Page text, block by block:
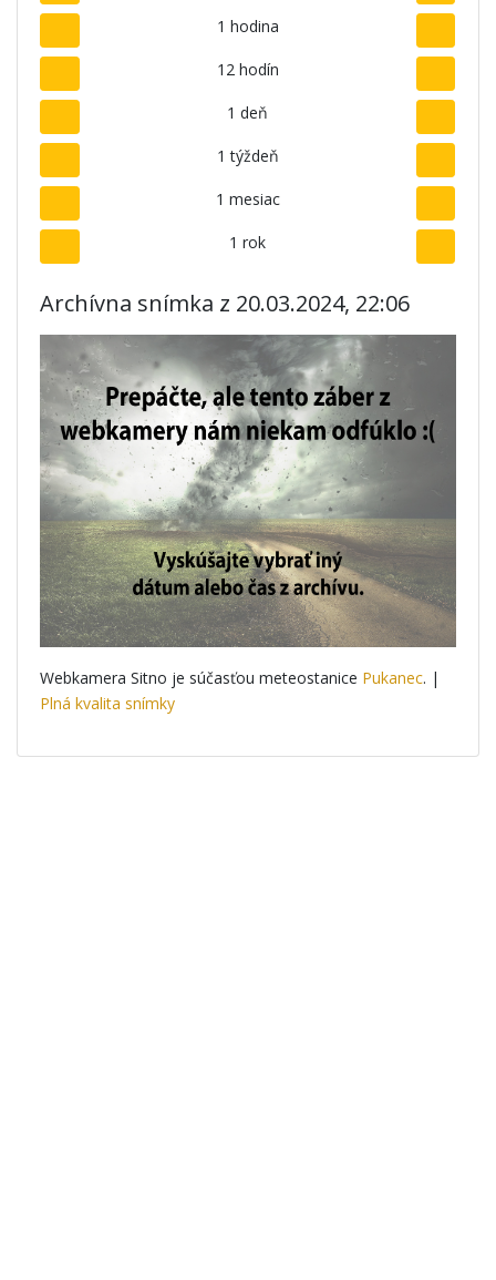
1 hodina
12 hodín
1 deň
1 týždeň
1 mesiac
1 rok
Archívna snímka z 20.03.2024, 22:06
Webkamera Sitno je súčasťou meteostanice Pukanec. |
Plná kvalita snímky